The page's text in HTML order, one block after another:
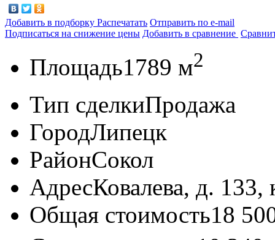
Добавить в подборку Распечатать Отправить по e-mail
Подписаться на снижение цены Добавить в сравнение
Площадь1789 м2
Тип сделкиПродажа
ГородЛипецк
РайонСокол
АдресКовалева, д. 133,
Общая стоимость18